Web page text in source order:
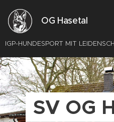
OG Hasetal
IGP-HUNDESPORT MIT
SV OG